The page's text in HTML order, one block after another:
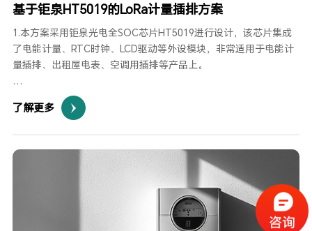
基于钜泉HT5019的LoRa计量插排方案
1.本方案采用钜泉光电全SOC芯片HT5019进行设计，该芯片集成
了电能计量、RTC时钟、LCD驱动等外设模块，非常适用于电能计
量插排、出租屋电表、空调用插排等产品上。
2.本方案采用富士通高性能、低电压铁电存储器，可实现掉电保
存、快速保存、大于一万亿擦次数等功能，具有极强的数据安全性
3.本方案采用LoRa无线模块，可实现无线传输功能，或者通过云端
进行进行数据查询，集成抄表，远程控制等。
了解更多